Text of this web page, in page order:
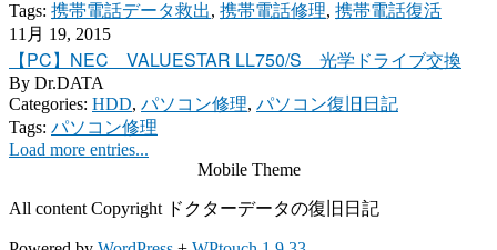
Tags: 携帯電話データ救出, 携帯電話修理, 携帯電話復活
11月 19, 2015
【PC】NEC VALUESTAR LL750/S 光学ドライブ交換
By Dr.DATA
Categories: HDD, パソコン修理, パソコン復旧日記
Tags: パソコン修理
Load more entries...
Mobile Theme
All content Copyright ドクターデータの復旧日記